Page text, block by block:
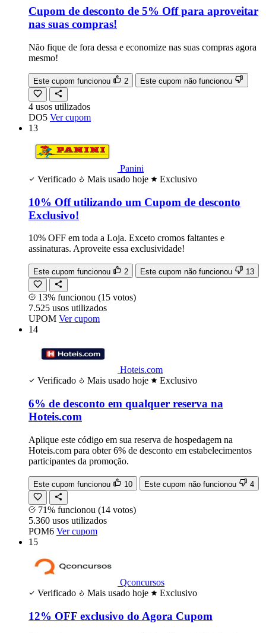
Cupom de desconto de 5% Off para aproveitar
nas suas compras!
Não fique de fora dessa e economize nas suas compras agora
mesmo!
Este cupom funcionou 2 Este cupom não funcionou
4 usos utilizados
DO5 Ver cupom
13
Panini
Verificado
Mais usado hoje Exclusivo
10% Off utilizando um Cupom de desconto
Exclusivo!
10% OFF em toda a Loja. Exceto cromos faltantes e
assinaturas. Aproveite essa exclusividade!
Este cupom funcionou 2 Este cupom não funcionou 13
13% funcionou (15 votos)
7.525 usos utilizados
UPOM Ver cupom
14
Hoteis.com
Verificado
Mais usado hoje Exclusivo
6% de desconto em qualquer reserva na
Hoteis.com
Aplique este código em sua reserva de hospedagem na
Hoteis.com para obter 6% de desconto em estabelecimentos
participantes da promoção.
Este cupom funcionou 10 Este cupom não funcionou 4
71% funcionou (14 votos)
5.360 usos utilizados
POM6 Ver cupom
15
Qconcursos
Verificado
Mais usado hoje Exclusivo
12% OFF exclusivo do Agora Cupom